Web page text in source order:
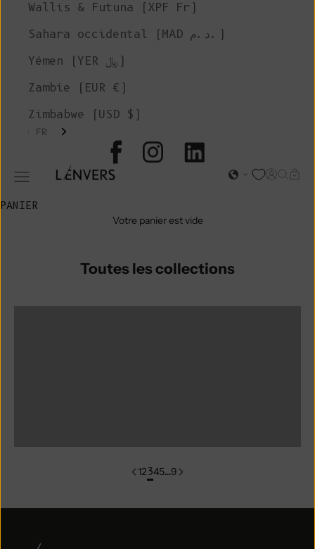
L'ENVERS
Ouvrir le menu de navigation Page
Wallis & Futuna (XPF Fr)
Sahara occidental (MAD د.م.)
Yémen (YER ﷼)
Zambie (EUR €)
Zimbabwe (USD $)
FR
PANIER
Votre panier est vide
Toutes les collections
12345…9